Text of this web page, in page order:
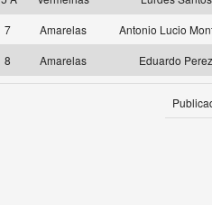
7 Amarelas
Antonio Lucio
8 Amarelas Eduardo Perez